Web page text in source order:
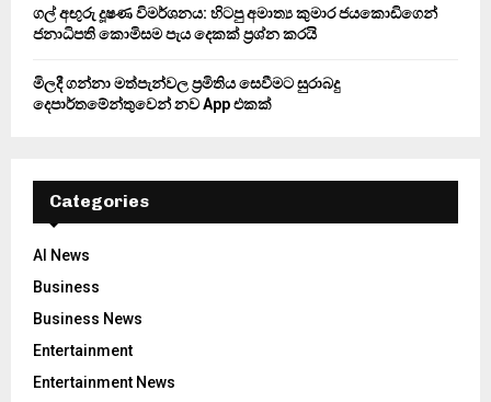
ගල් අඟුරු දූෂණ විමර්ශනය: හිටපු අමාත්‍ය කුමාර ජයකොඩිගෙන්
ජනාධිපති කොමිසම පැය දෙකක් ප්‍රශ්න කරයි
මිලදී ගන්නා මත්පැන්වල ප්‍රමිතිය සෙවීමට සුරාබදු
දෙපාර්තමේන්තුවෙන් නව App එකක්
Categories
AI News
Business
Business News
Entertainment
Entertainment News